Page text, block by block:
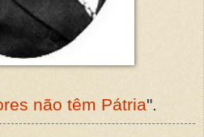
não têm Pátria".